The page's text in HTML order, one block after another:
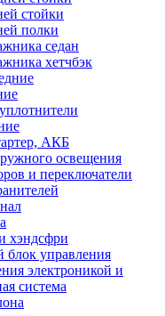
стойки
полки
седан
хетчбэк
АКБ
освещения
и переключатели
хэндсфри
блок управления
электроникой и
система